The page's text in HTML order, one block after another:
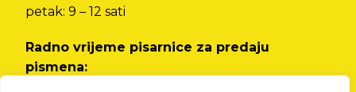
petak: 9 – 12 sati
Radno vrijeme pisarnice za predaju
pismena: